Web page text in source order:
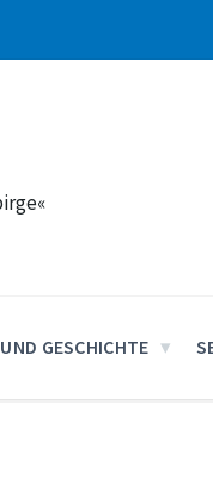
GESCHICHTE